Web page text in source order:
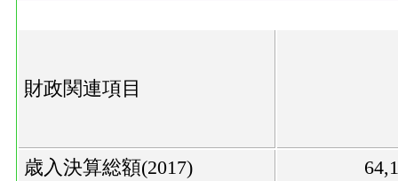
財政関連項目
歳入決算総額(2017)